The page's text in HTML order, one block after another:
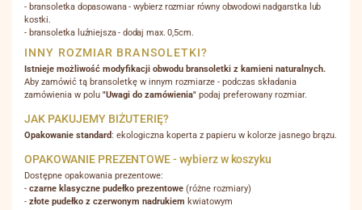
- bransoletka dopasowana - wybierz rozmiar równy obwodowi nadgarstka lub
kostki.
- bransoletka luźniejsza - dodaj max. 0,5cm.
INNY ROZMIAR BRANSOLETKI?
Istnieje możliwość modyfikacji obwodu bransoletki z kamieni naturalnych.
Aby zamówić tą bransoletkę w innym rozmiarze - podczas składania
zamówienia w polu "Uwagi do zamówienia" podaj preferowany rozmiar.
JAK PAKUJEMY BIŻUTERIĘ?
Opakowanie standard: ekologiczna koperta z papieru w kolorze jasnego brązu.
OPAKOWANIE PREZENTOWE - wybierz w koszyku
Dostępne opakowania prezentowe:
- czarne klasyczne pudełko prezentowe (różne rozmiary)
- złote pudełko z czerwonym nadrukiem kwiatowym